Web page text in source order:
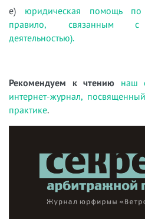
е) юридическая помощь
правило, связанным с
деятельностью).
Рекомендуем к чтению наш
интернет-журнал,
практике.